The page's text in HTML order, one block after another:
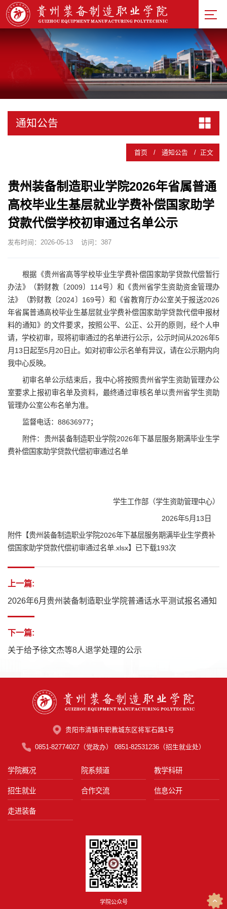
通知公告
首页 / 通知公告 / 正文
贵州装备制造职业学院2026年省属普通
高校毕业生基层就业学费补偿国家助学
贷款代偿学校初审通过名单公示
发布时间：2026-05-13 访问： 387
根据《贵州省高等学校毕业生学费补偿国家助学贷款代偿暂行
办法》（黔财教〔2009〕114号）和《贵州省学生资助资金管理办
法》（黔财教〔2024〕169号）和《省教育厅办公室关于报送2026
年省属普通高校毕业生基层就业学费补偿国家助学贷款代偿申报材
料的通知》的文件要求，按照公平、公正、公开的原则，经个人申
请，学校初审，现将初审通过的名单进行公示，公示时间从2026年5
月13日起至5月20日止。如对初审公示名单有异议，请在公示期内向
我中心反映。
初审名单公示结束后，我中心将按照贵州省学生资助管理办公
室要求上报初审名单及资料，最终通过审核名单以贵州省学生资助
管理办公室公布名单为准。
监督电话：88636977；
附件：贵州装备制造职业学院2026年下基层服务期满毕业生学
费补偿国家助学贷款代偿初审通过名单
学生工作部（学生资助管理中心）
2026年5月13日
附件【贵州装备制造职业学院2026年下基层服务期满毕业生学费补
偿国家助学贷款代偿初审通过名单.xlsx】已下载193次
上一篇:
2026年6月贵州装备制造职业学院普通话水平测试报名通知
下一篇:
关于给予徐文杰等8人退学处理的公示
贵阳市清镇市职教城东区将军石路1号
0851-82774027（党政办） 0851-82531236（招生就业处）
学院概况 院系频道 教学科研
招生就业 合作交流 信息公开
走进装备
学院公众号